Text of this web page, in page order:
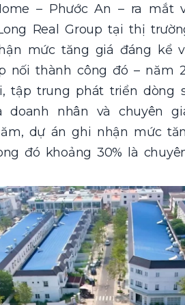
– Phước An – ra mắt
Real Group tại thị
mức tăng giá đáng kể
nối thành công đó – năm
tập trung phát triển dòng
doanh nhân và chuyên
dự án ghi nhận mức
đó khoảng 30% là